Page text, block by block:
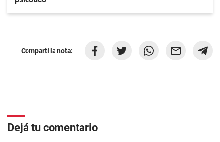
Compartí la nota:
Dejá tu comentario